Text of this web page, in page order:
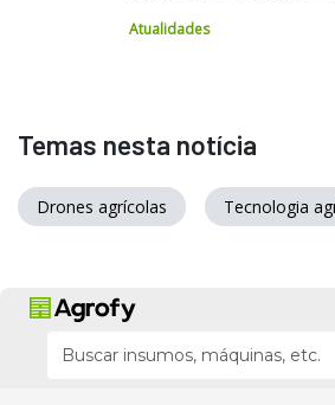
Atualidades
Temas nesta notícia
Drones agrícolas Tecnologia